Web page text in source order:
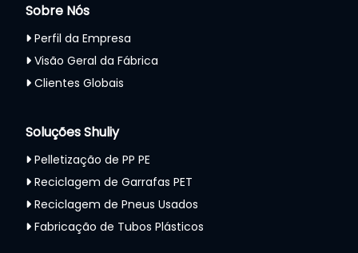
Sobre Nós
Perfil da Empresa
Visão Geral da Fábrica
Clientes Globais
Soluções Shuliy
Pelletização de PP PE
Reciclagem de Garrafas PET
Reciclagem de Pneus Usados
Fabricação de Tubos Plásticos